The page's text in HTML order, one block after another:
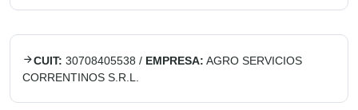
CUIT: 30708405538 / EMPRESA: AGRO SERVICIOS
CORRENTINOS S.R.L.